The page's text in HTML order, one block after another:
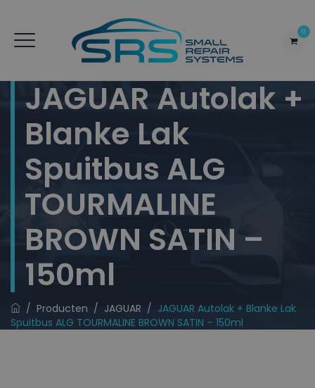
0
JAGUAR Autolak +
Blanke Lak
Spuitbus ALG
TOURMALINE
BROWN SATIN –
150ml
/ Producten / JAGUAR / JAGUAR Autolak + Blanke Lak
Spuitbus ALG TOURMALINE BROWN SATIN – 150ml